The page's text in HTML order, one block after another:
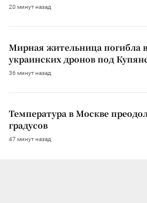
20 минут назад
Мирная жительница погибла в
украинских дронов под
36 минут назад
Температура в Москве
градусов
47 минут назад